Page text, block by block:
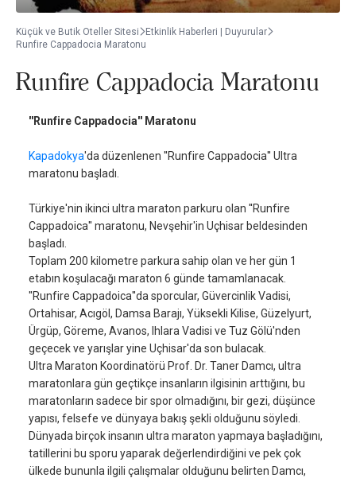
Küçük ve Butik Oteller Sitesi
Etkinlik Haberleri | Duyurular
Runfire Cappadocia Maratonu
Runfire Cappadocia Maratonu
''Runfire Cappadocia'' Maratonu
Kapadokya'da düzenlenen ''Runfire Cappadocia'' Ultra
maratonu başladı.
Türkiye'nin ikinci ultra maraton parkuru olan ''Runfire
Cappadoica'' maratonu, Nevşehir'in Uçhisar beldesinden
başladı.
Toplam 200 kilometre parkura sahip olan ve her gün 1
etabın koşulacağı maraton 6 günde tamamlanacak.
''Runfire Cappadoica''da sporcular, Güvercinlik Vadisi,
Ortahisar, Acıgöl, Damsa Barajı, Yüksekli Kilise, Güzelyurt,
Ürgüp, Göreme, Avanos, Ihlara Vadisi ve Tuz Gölü'nden
geçecek ve yarışlar yine Uçhisar'da son bulacak.
Ultra Maraton Koordinatörü Prof. Dr. Taner Damcı, ultra
maratonlara gün geçtikçe insanların ilgisinin arttığını, bu
maratonların sadece bir spor olmadığını, bir gezi, düşünce
yapısı, felsefe ve dünyaya bakış şekli olduğunu söyledi.
Dünyada birçok insanın ultra maraton yapmaya başladığını,
tatillerini bu sporu yaparak değerlendirdiğini ve pek çok
ülkede bununla ilgili çalışmalar olduğunu belirten Damcı,